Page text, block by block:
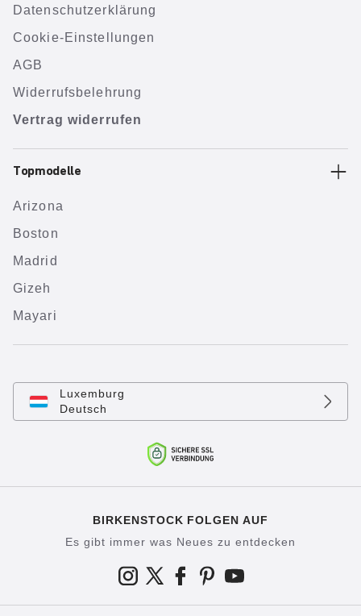
Datenschutzerklärung
Cookie-Einstellungen
AGB
Widerrufsbelehrung
Vertrag widerrufen
Topmodelle
Arizona
Boston
Madrid
Gizeh
Mayari
Luxemburg
Deutsch
BIRKENSTOCK FOLGEN AUF
Es gibt immer was Neues zu entdecken